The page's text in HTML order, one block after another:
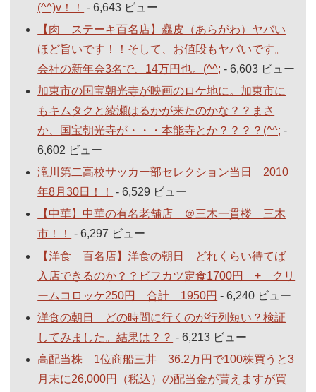
(^^)v！！
- 6,643 ビュー
【肉 ステーキ百名店】麤皮（あらがわ）ヤバい
ほど旨いです！！そして、お値段もヤバいです。
会社の新年会3名で、14万円也。(^^; - 6,603 ビュー
加東市の国宝朝光寺が映画のロケ地に。加東市に
もキムタクと綾瀬はるかが来たのかな？？まさ
か、国宝朝光寺が・・・本能寺とか？？？？(^^; -
6,602 ビュー
滝川第二高校サッカー部セレクション当日 2010
年8月30日！！
- 6,529 ビュー
【中華】中華の有名老舗店 ＠三木一貫楼 三木
市！！
- 6,297 ビュー
【洋食 百名店】洋食の朝日 どれくらい待てば
入店できるのか？？ビフカツ定食1700円 + クリ
ームコロッケ250円 合計 1950円 - 6,240 ビュー
洋食の朝日 どの時間に行くのが行列短い？検証
してみました。結果は？？ - 6,213 ビュー
高配当株 1位商船三井 36.2万円で100株買うと3
月末に26,000円（税込）の配当金が貰えますが買